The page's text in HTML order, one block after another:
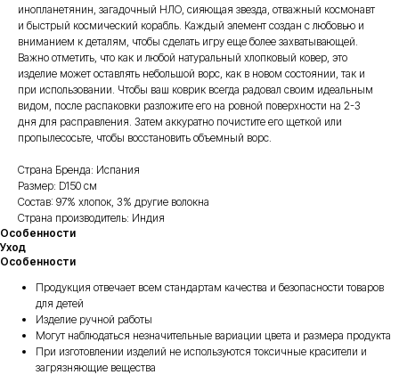
инопланетянин, загадочный НЛО, сияющая звезда, отважный космонавт
и быстрый космический корабль. Каждый элемент создан с любовью и
вниманием к деталям, чтобы сделать игру еще более захватывающей.
Важно отметить, что как и любой натуральный хлопковый ковер, это
изделие может оставлять небольшой ворс, как в новом состоянии, так и
при использовании. Чтобы ваш коврик всегда радовал своим идеальным
видом, после распаковки разложите его на ровной поверхности на 2-3
дня для расправления. Затем аккуратно почистите его щеткой или
пропылесосьте, чтобы восстановить объемный ворс.
Страна Бренда: Испания
Размер: D150 см
Состав: 97% хлопок, 3% другие волокна
Страна производитель: Индия
Особенности
Уход
Особенности
Продукция отвечает всем стандартам качества и безопасности товаров
для детей
Изделие ручной работы
Могут наблюдаться незначительные вариации цвета и размера продукта
При изготовлении изделий не используются токсичные красители и
загрязняющие вещества